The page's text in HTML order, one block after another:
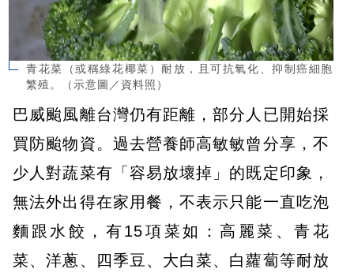
青花菜（或稱綠花椰菜）耐放，且可抗氧化、抑制癌細胞
繁殖。（示意圖／資料照）
巴威颱風離台灣仍有距離，部分人已開始採
買防颱物資。過去營養師高敏敏曾分享，不
少人對蔬菜有「容易放壞掉」的既定印象，
無法外出得在家用餐，不表示只能一直吃泡
麵跟水餃，有15項菜如：高麗菜、青花
菜、洋蔥、四季豆、大白菜、白蘿蔔等耐放